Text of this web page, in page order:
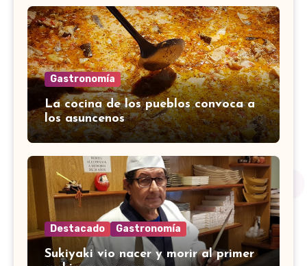
Gastronomía
La cocina de los pueblos convoca a
los asuncenos
Destacado Gastronomía
Sukiyaki vio nacer y morir al primer